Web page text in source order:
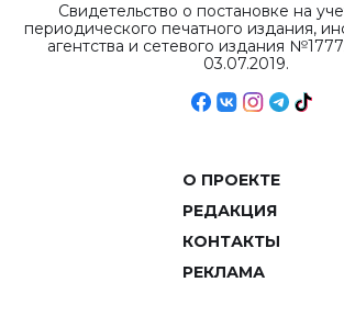
Свидетельство о постановке на
периодического печатного издания,
агентства и сетевого издания
03.07.2019.
О ПРОЕКТЕ
РЕДАКЦИЯ
КОНТАКТЫ
РЕКЛАМА